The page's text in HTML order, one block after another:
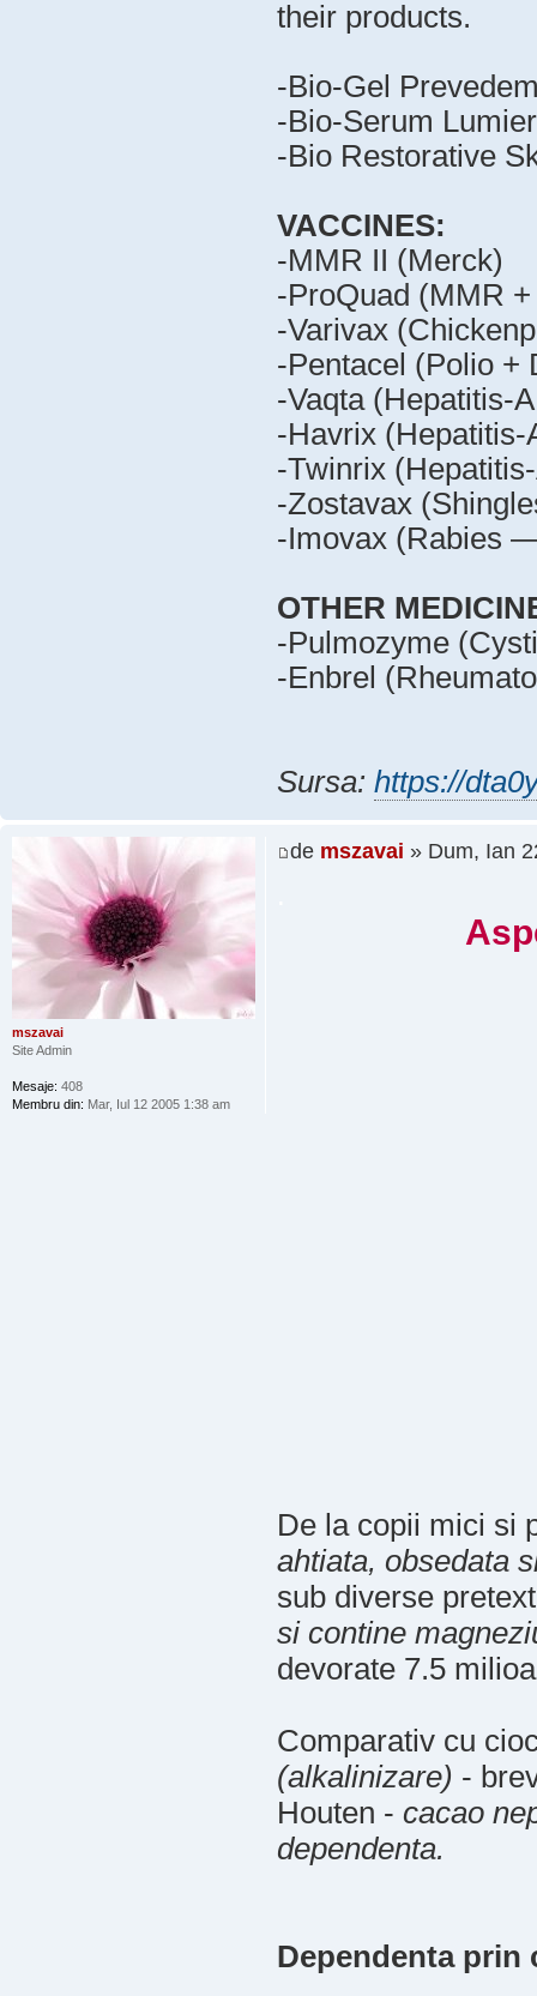
their products.
-Bio-Gel
-Bio-Serum
-Bio Restorative
VACCINES:
-MMR II (Merck)
-ProQuad (MMR
-Varivax
-Pentacel (Polio +
-Vaqta (Hepatitis-
-Havrix
-Twinrix
-Zostavax
-Imovax (Rabies
OTHER
-Pulmozyme
-Enbrel
Sursa: https://
de mszavai » Dum, Ian
De la copii mici si
ahtiata, obsedata
sub diverse
si contine
devorate 7.5
Comparativ cu
(alkalinizare) -
Houten - cacao
dependenta.
Dependenta prin
mszavai
Site Admin
Mesaje: 408
Membru din: Mar, Iul 12 2005 1:38 am